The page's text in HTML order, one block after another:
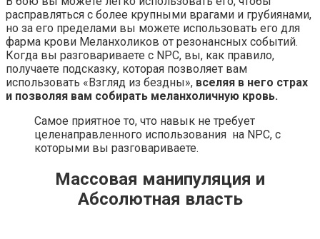
расправляться с более крупными врагами и грубиянами,
но за его пределами вы можете использовать его для
фарма крови Меланхоликов от резонансных событий.
Когда вы разговариваете с NPC, вы, как правило,
получаете подсказку, которая позволяет вам
использовать «Взгляд из бездны», вселяя в него страх
и позволяя вам собирать меланхоличную кровь.
Самое приятное то, что навык не требует
целенаправленного использования на NPC, с
которыми вы разговариваете.
Массовая манипуляция и
Абсолютная власть